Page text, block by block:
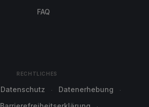
FAQ
RECHTLICHES
Datenschutz
Datenerhebung